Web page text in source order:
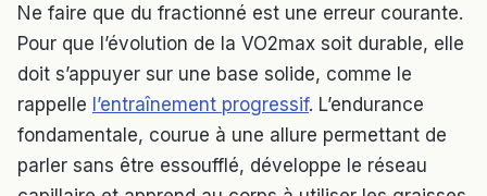
Ne faire que du fractionné est une erreur courante.
Pour que l’évolution de la VO2max soit durable, elle
doit s’appuyer sur une base solide, comme le
rappelle l’entraînement progressif. L’endurance
fondamentale, courue à une allure permettant de
parler sans être essoufflé, développe le réseau